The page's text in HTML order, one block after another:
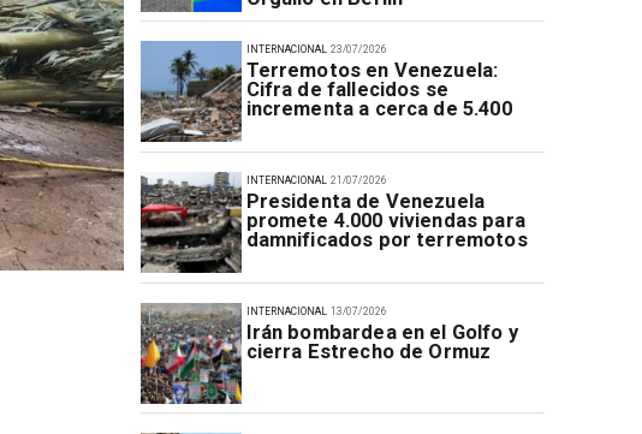
23/07/2026
Terremotos en Venezuela:
Cifra de fallecidos se
incrementa a cerca de 5.400
INTERNACIONAL
21/07/2026
Presidenta de Venezuela
promete 4.000 viviendas para
damnificados por terremotos
INTERNACIONAL
13/07/2026
Irán bombardea en el Golfo y
cierra Estrecho de Ormuz
INTERNACIONAL